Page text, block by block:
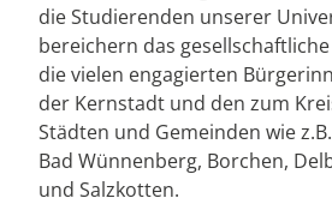
die Studierenden unserer
bereichern das
die vielen engagierten
der Kernstadt und den zum
Städten und Gemeinden wie
Bad Wünnenberg, Borchen,
und Salzkotten.